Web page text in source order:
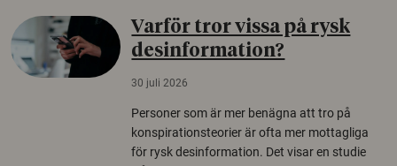
Varför tror vissa på rysk
desinformation?
30 juli 2026
Personer som är mer benägna att tro på
konspirationsteorier är ofta mer mottagliga
för rysk desinformation. Det visar en studie